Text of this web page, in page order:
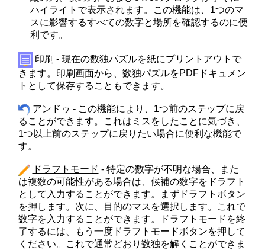
ハイライトで表示されます。この機能は、1つのマ
スに影響するすべての数字と場所を確認するのに便
利です。
印刷 - 現在の数独パズルを紙にプリントアウトで
きます。印刷画面から、数独パズルをPDFドキュメン
トとして保存することもできます。
アンドゥ - この機能により、1つ前のステップに戻
ることができます。これはミスをしたことに気づき、
1つ以上前のステップに戻りたい場合に便利な機能で
す。
ドラフトモード - 特定の数字が不明な場合、また
は複数の可能性がある場合は、候補の数字をドラフト
として入力することができます。まずドラフトボタン
を押します。次に、目的のマスを選択します。これで
数字を入力することができます。ドラフトモードを終
了するには、もう一度ドラフトモードボタンを押して
ください。これで通常どおり数独を解くことができま